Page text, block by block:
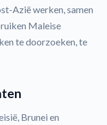
Azië werken, samen
Maleise
te doorzoeken, te
Brunei en